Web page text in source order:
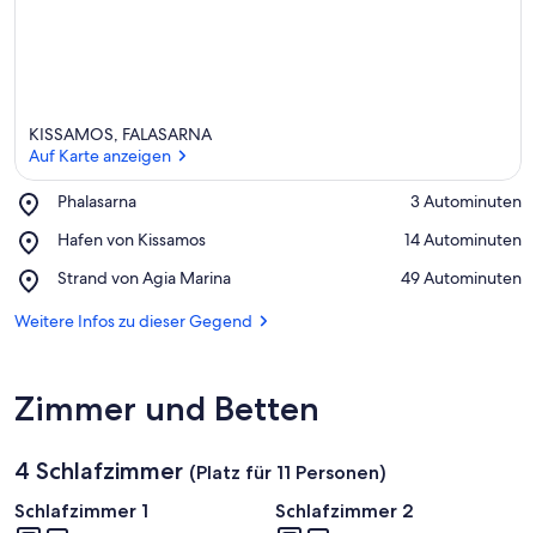
KISSAMOS, FALASARNA
Auf Karte anzeigen
Phalasarna
Place,
‪3 Autominuten‬
Hafen von Kissamos
Place,
von
‪14 Autominuten‬
Strand von Agia Marina
Place,
von
‪49 Autominuten‬
Weitere Infos zu dieser Gegend
Zimmer und Betten
4 Schlafzimmer (Platz für 11 Personen)
Schlafzimmer 1
Schlafzimmer 2